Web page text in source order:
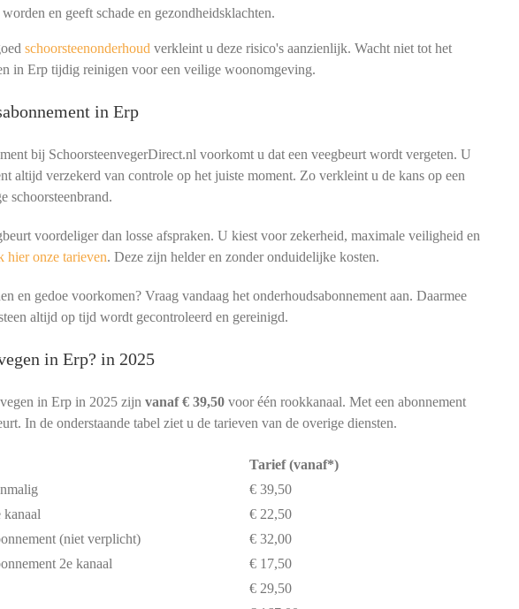
en geeft schade en gezondheidsklachten.
schoorsteenonderhoud verkleint u deze risico's aanzienlijk. Wacht niet tot het
in Erp tijdig reinigen voor een veilige woonomgeving.
in Erp
bij SchoorsteenvegerDirect.nl voorkomt u dat een veegbeurt wordt vergeten. U
altijd verzekerd van controle op het juiste moment. Zo verkleint u de kans op een
schoorsteenbrand.
voordeliger dan losse afspraken. U kiest voor zekerheid, maximale veiligheid en
hier onze tarieven. Deze zijn helder en zonder onduidelijke kosten.
en gedoe voorkomen? Vraag vandaag het onderhoudsabonnement aan. Daarmee
altijd op tijd wordt gecontroleerd en gereinigd.
in Erp? in 2025
in Erp in 2025 zijn vanaf € 39,50voor één rookkanaal. Met een abonnement
In de onderstaande tabel ziet u de tarieven van de overige diensten.
Tarief (vanaf*)
€ 39,50
kanaal
€ 22,50
(niet verplicht)
€ 32,00
2e kanaal
€ 17,50
€ 29,50